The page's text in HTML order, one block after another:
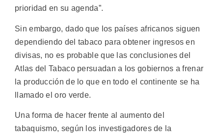
prioridad en su agenda”.
Sin embargo, dado que los países africanos siguen
dependiendo del tabaco para obtener ingresos en
divisas, no es probable que las conclusiones del
Atlas del Tabaco persuadan a los gobiernos a frenar
la producción de lo que en todo el continente se ha
llamado el oro verde.
Una forma de hacer frente al aumento del
tabaquismo, según los investigadores de la